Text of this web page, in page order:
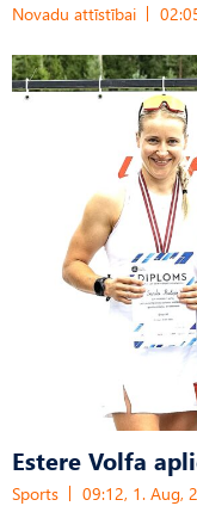
Novadu attīstībai
Estere Volfa
Sports 09:12, 1. Aug,